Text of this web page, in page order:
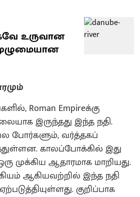
உருவான
Roman Empireக்கு
இருந்தது இந்த நதி.
போர்களும், வர்த்தகப்
காலப்போக்கில் இது
முக்கிய ஆதாரமாக மாறியது.
ஆகியவற்றில் இந்த நதி
குறிப்பாக